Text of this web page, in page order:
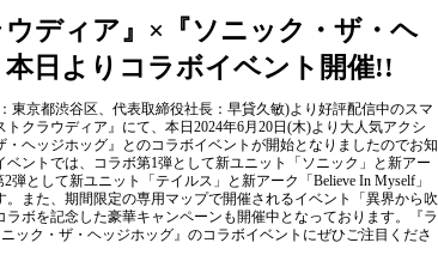
ウディア』×『ソニック・ザ・ヘ
日よりコラボイベント開催!!
東京都渋谷区、代表取締役社長：早貸久敏)より好評配信中のスマ
トクラウディア』にて、本日2024年6月20日(木)より大人気アクシ
・ヘッジホッグ』とのコラボイベントが開始となりましたのでお知
ベントでは、コラボ第1弾として新ユニット「ソニック」と新アー
弾として新ユニット「テイルス」と新アーク「Believe In Myself」
。また、期間限定の専用マップで開催されるイベント「異界から吹
ラボを記念した豪華キャンペーンも開催中となっております。『ラ
ック・ザ・ヘッジホッグ』のコラボイベントにぜひご注目くださ